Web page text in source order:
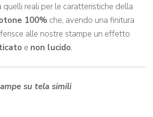
quelli reali per le caratteristiche della
100% che, avendo una finitura
alle nostre stampe un effetto
e non lucido.
su tela simili